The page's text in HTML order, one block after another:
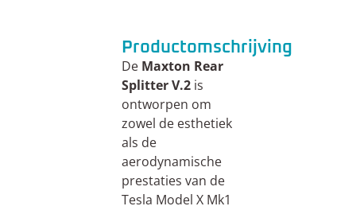
Productomschrijving
De Maxton Rear
Splitter V.2is
ontworpen om
zowel de esthetiek
als de
aerodynamische
prestaties van de
Tesla Model X Mk1